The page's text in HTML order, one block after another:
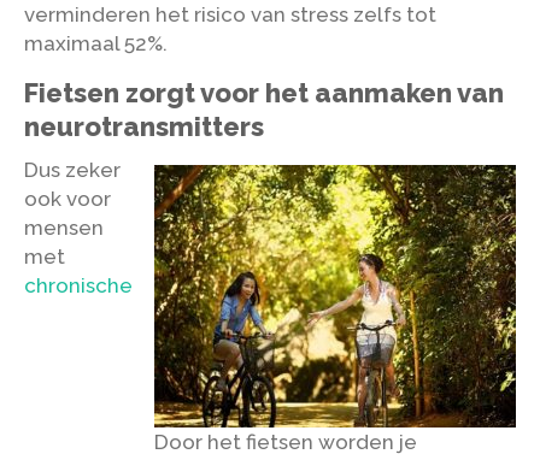
verminderen het risico van stress zelfs tot
maximaal 52%.
Fietsen zorgt voor het aanmaken van
neurotransmitters
Door het fietsen worden je
Dus zeker
ook voor
mensen
met
chronische